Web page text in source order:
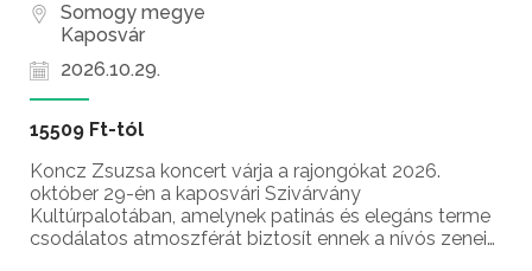
Somogy megye
Kaposvár
2026.10.29.
15509 Ft-tól
Koncz Zsuzsa koncert várja a rajongókat 2026.
október 29-én a kaposvári Szivárvány
Kultúrpalotában, amelynek patinás és elegáns terme
csodálatos atmoszférát biztosít ennek a nívós zenei